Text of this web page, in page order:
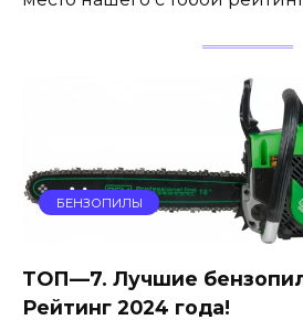
БЕНЗОПИЛЫ
ТОП—7. Лучшие
Рейтинг 2024 года!